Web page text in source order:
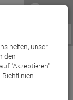
Service / Hilfe
helfen, unser
den
"Akzeptieren"
Richtlinien